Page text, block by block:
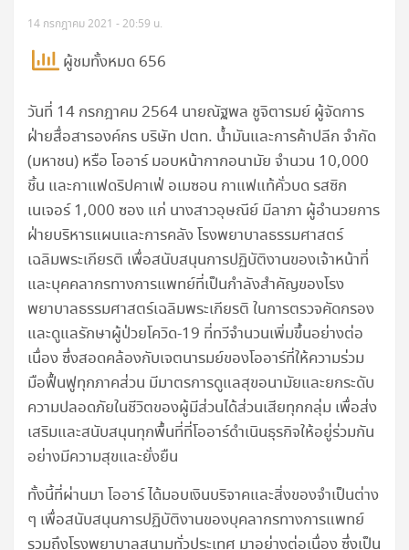
14 กรกฎาคม 2021 - 20:59 น.
ผู้ชมทั้งหมด 656
วันที่ 14 กรกฎาคม 2564 นายณัฐพล ชูจิตารมย์ ผู้จัดการ
ฝ่ายสื่อสารองค์กร บริษัท ปตท. น้ำมันและการค้าปลีก จำกัด
(มหาชน) หรือ โออาร์ มอบหน้ากากอนามัย จำนวน 10,000
ชิ้น และกาแฟดริปคาเฟ่ อเมซอน กาแฟแท้คั่วบด รสซิก
เนเจอร์ 1,000 ซอง แก่ นางสาวอุษณีย์ มีลาภา ผู้อำนวยการ
ฝ่ายบริหารแผนและการคลัง โรงพยาบาลธรรมศาสตร์
เฉลิมพระเกียรติ เพื่อสนับสนุนการปฏิบัติงานของเจ้าหน้าที่
และบุคคลากรทางการแพทย์ที่เป็นกำลังสำคัญของโรง
พยาบาลธรรมศาสตร์เฉลิมพระเกียรติ ในการตรวจคัดกรอง
และดูแลรักษาผู้ป่วยโควิด-19 ที่ทวีจำนวนเพิ่มขึ้นอย่างต่อ
เนื่อง ซึ่งสอดคล้องกับเจตนารมย์ของโออาร์ที่ให้ความร่วม
มือฟื้นฟูทุกภาคส่วน มีมาตรการดูแลสุขอนามัยและยกระดับ
ความปลอดภัยในชีวิตของผู้มีส่วนได้ส่วนเสียทุกกลุ่ม เพื่อส่ง
เสริมและสนับสนุนทุกพื้นที่ที่โออาร์ดำเนินธุรกิจให้อยู่ร่วมกัน
อย่างมีความสุขและยั่งยืน
ทั้งนี้ที่ผ่านมา โออาร์ ได้มอบเงินบริจาคและสิ่งของจำเป็นต่าง
ๆ เพื่อสนับสนุนการปฏิบัติงานของบุคลากรทางการแพทย์
รวมถึงโรงพยาบาลสนามทั่วประเทศ มาอย่างต่อเนื่อง ซึ่งเป็น